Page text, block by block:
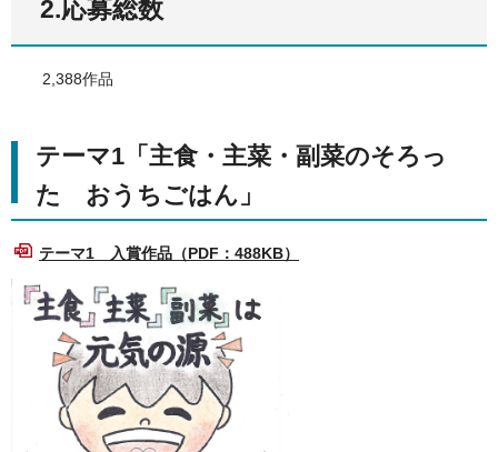
2.応募総数
2,388作品
テーマ1「主食・主菜・副菜のそろっ
た おうちごはん」
テーマ1 入賞作品（PDF：488KB）